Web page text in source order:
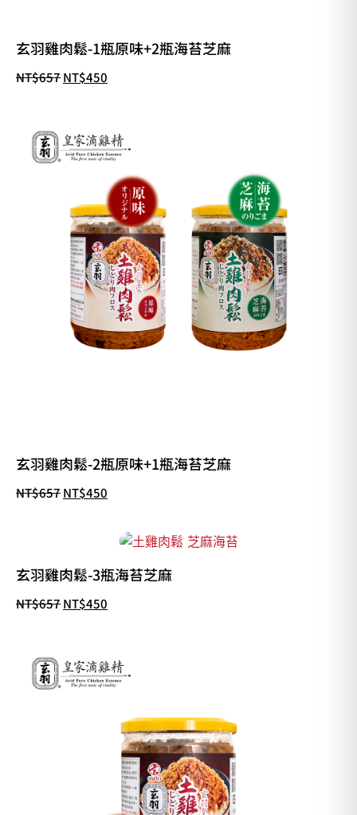
玄羽雞肉鬆-1瓶原味+2瓶海苔芝麻
NT$657NT$450
玄羽雞肉鬆-2瓶原味+1瓶海苔芝麻
NT$657NT$450
玄羽雞肉鬆-3瓶海苔芝麻
NT$657NT$450